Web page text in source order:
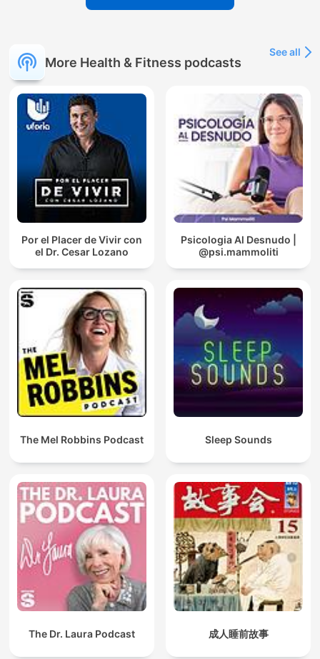
More Health & Fitness podcasts
See all
Por el Placer de Vivir con
el Dr. Cesar Lozano
Psicologia Al Desnudo |
@psi.mammoliti
The Mel Robbins Podcast Sleep Sounds
The Dr. Laura Podcast 成人睡前故事